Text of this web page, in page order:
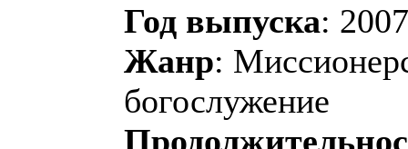
Год выпуска: 2007
Жанр:
богослужение